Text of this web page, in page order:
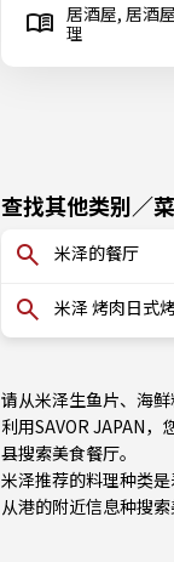
居酒屋, 居酒
理
查找其他类别／
米泽的餐厅
米泽 烤肉日式
请从米泽生鱼片、海鲜
利用SAVOR JAPAN
县搜索美食餐厅。
米泽推荐的料理种类是
从港的附近信息种搜索